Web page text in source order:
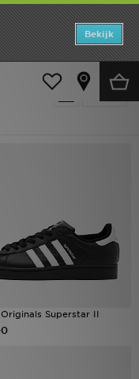
Bekijk
Superstar II